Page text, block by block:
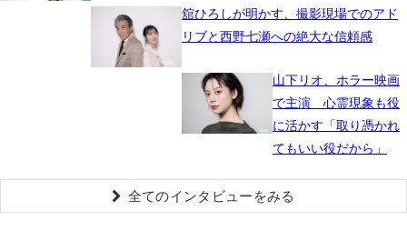
舘ひろしが明かす、撮影現場でのアド
リブと西野七瀬への絶大な信頼感
山下リオ、ホラー映画
で主演 心霊現象も役
に活かす「取り憑かれ
てもいい役だから」
全てのインタビューをみる